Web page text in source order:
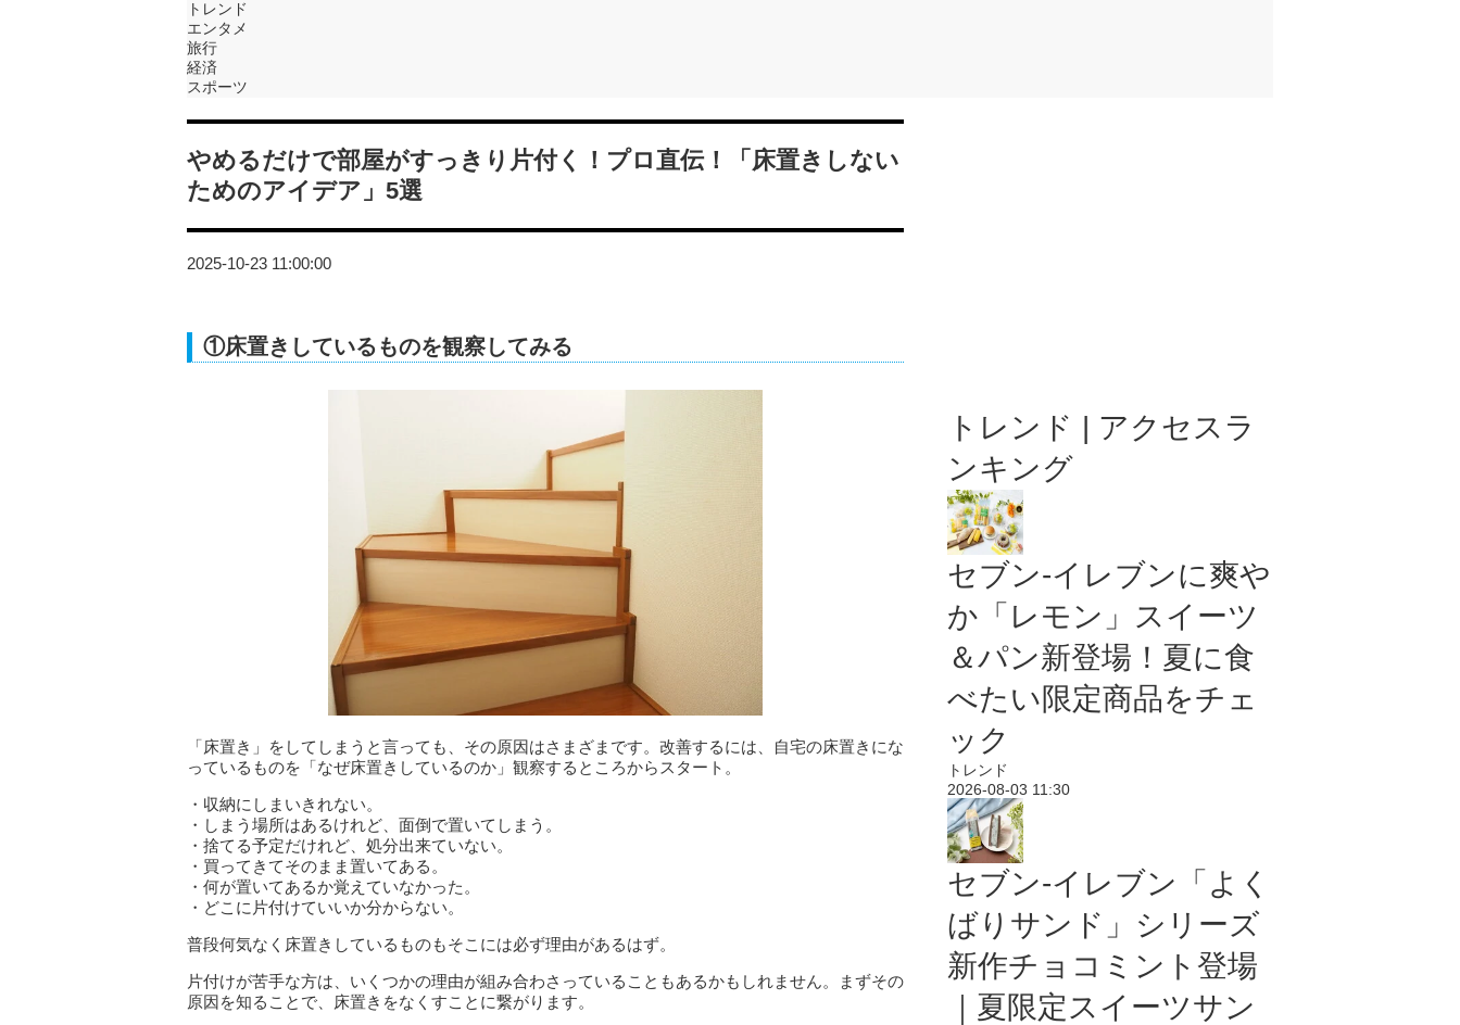
トレンド
エンタメ
旅行
経済
スポーツ
やめるだけで部屋がすっきり片付く！プロ直伝！「床置きしない
ためのアイデア」5選
2025-10-23 11:00:00
①床置きしているものを観察してみる
「床置き」をしてしまうと言っても、その原因はさまざまです。改善するには、自宅の床置きにな
っているものを「なぜ床置きしているのか」観察するところからスタート。
・収納にしまいきれない。
・しまう場所はあるけれど、面倒で置いてしまう。
・捨てる予定だけれど、処分出来ていない。
・買ってきてそのまま置いてある。
・何が置いてあるか覚えていなかった。
・どこに片付けていいか分からない。
普段何気なく床置きしているものもそこには必ず理由があるはず。
片付けが苦手な方は、いくつかの理由が組み合わさっていることもあるかもしれません。まずその
原因を知ることで、床置きをなくすことに繋がります。
トレンド | アクセスラ
ンキング
セブン‐イレブンに爽や
か「レモン」スイーツ
＆パン新登場！夏に食
べたい限定商品をチェ
ック
トレンド
2026-08-03 11:30
セブン‐イレブン「よく
ばりサンド」シリーズ
新作チョコミント登場
｜夏限定スイーツサン